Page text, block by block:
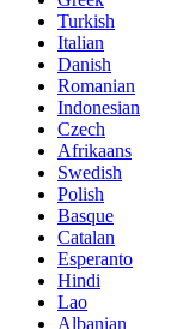
Turkish
Italian
Danish
Romanian
Indonesian
Czech
Afrikaans
Swedish
Polish
Basque
Catalan
Esperanto
Hindi
Lao
Albanian